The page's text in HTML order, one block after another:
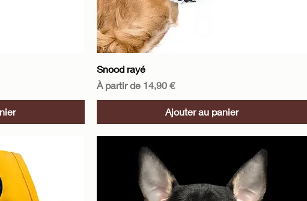
Snood rayé
À partir de 14,90 €
Prix promotionnel
Ajouter au panier